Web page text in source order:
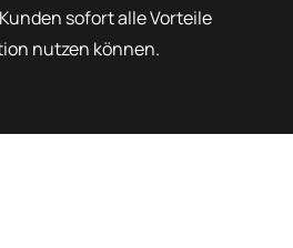
sofort alle Vorteile
nutzen können.